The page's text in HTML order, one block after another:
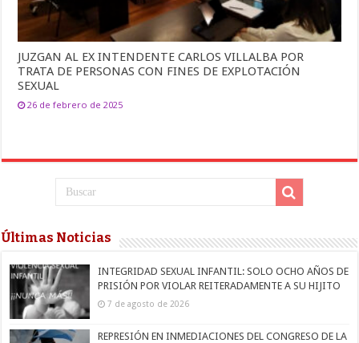
JUZGAN AL EX INTENDENTE CARLOS VILLALBA POR
TRATA DE PERSONAS CON FINES DE EXPLOTACIÓN
SEXUAL
26 de febrero de 2025
Últimas Noticias
INTEGRIDAD SEXUAL INFANTIL: SOLO OCHO AÑOS DE
PRISIÓN POR VIOLAR REITERADAMENTE A SU HIJITO
7 de agosto de 2026
REPRESIÓN EN INMEDIACIONES DEL CONGRESO DE LA